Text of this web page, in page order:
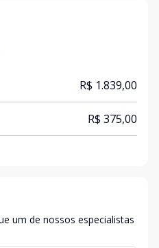
R$ 1.839,00
R$ 375,00
um de nossos especialistas